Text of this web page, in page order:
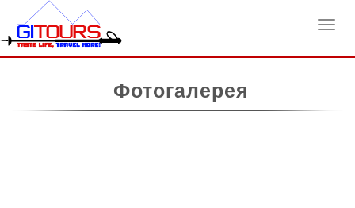
Фотогалерея